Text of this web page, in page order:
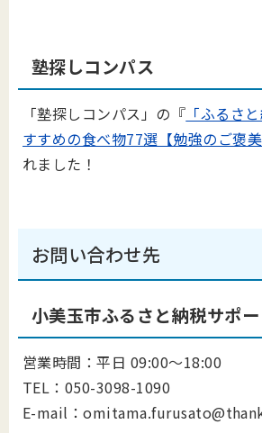
塾探しコンパス
「塾探しコンパス」の『 「ふるさ
すすめの食べ物77選【勉強のご褒美
れました！
お問い合わせ先
小美玉市ふるさと納税サポ
営業時間：平日 09:00～18:00
TEL：050-3098-1090
E-mail：